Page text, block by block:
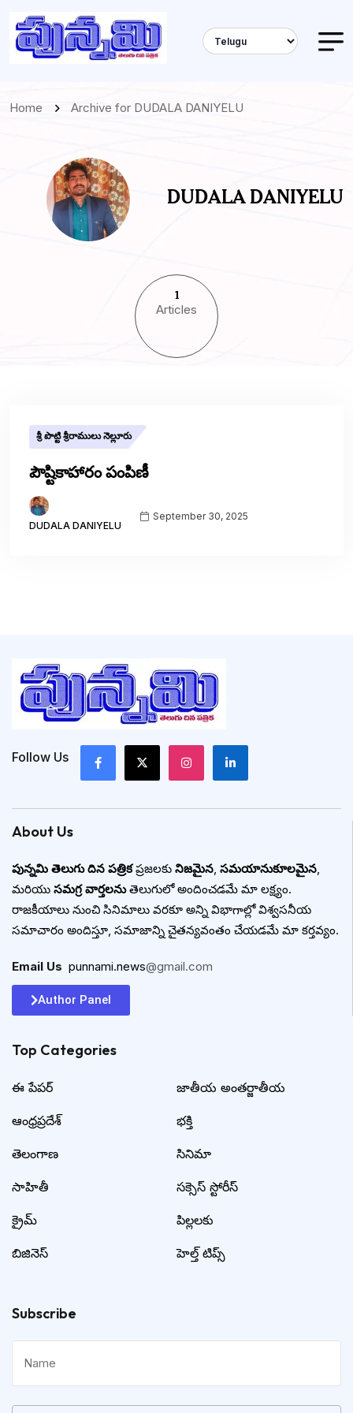
Home Archive for DUDALA DANIYELU
DUDALA DANIYELU
1
Articles
శ్రీ పొట్టి శ్రీరాములు నెల్లూరు
పౌష్టికాహారం పంపిణీ
DUDALA DANIYELU
September 30, 2025
Follow Us
About Us
పున్నమి తెలుగు దిన పత్రికప్రజలకు నిజమైన, సమయానుకూలమైన,
మరియు సమగ్ర వార్తలనుతెలుగులో అందించడమే మా లక్ష్యం.
రాజకీయాలు నుంచి సినిమాలు వరకూ అన్ని విభాగాల్లో విశ్వసనీయ
సమాచారం అందిస్తూ, సమాజాన్ని చైతన్యవంతం చేయడమే మా కర్తవ్యం.
Email Us punnami.news@gmail.com
Author Panel
Top Categories​
ఈ పేపర్
ఆంధ్రప్రదేశ్
తెలంగాణ
సాహితీ
క్రైమ్
బిజినెస్
జాతీయ అంతర్జాతీయ
భక్తి
సినిమా
సక్సెస్ స్టోరీస్
పిల్లలకు
హెల్త్ టిప్స్
Subscribe